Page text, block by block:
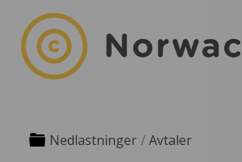
Nedlastninger Avtaler